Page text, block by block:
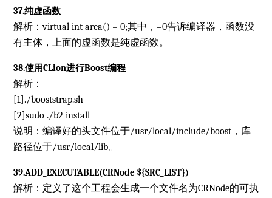
37.纯虚函数
解析：virtual int area() = 0;其中，=0告诉编译器，函数没
有主体，上面的虚函数是纯虚函数。
38.使用CLion进行Boost编程
解析：
[1]./booststrap.sh
[2]sudo ./b2 install
说明：编译好的头文件位于/usr/local/include/boost，库
路径位于/usr/local/lib。
39.ADD_EXECUTABLE(CRNode ${SRC_LIST})
解析：定义了这个工程会生成一个文件名为CRNode的可执